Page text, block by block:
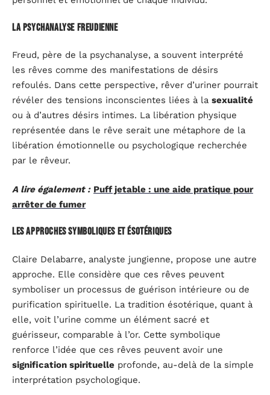
La psychanalyse freudienne
Freud, père de la psychanalyse, a souvent interprété
les rêves comme des manifestations de désirs
refoulés. Dans cette perspective, rêver d’uriner pourrait
révéler des tensions inconscientes liées à la sexualité
ou à d’autres désirs intimes. La libération physique
représentée dans le rêve serait une métaphore de la
libération émotionnelle ou psychologique recherchée
par le rêveur.
A lire également : Puff jetable : une aide pratique pour
arrêter de fumer
Les approches symboliques et ésotériques
Claire Delabarre, analyste jungienne, propose une autre
approche. Elle considère que ces rêves peuvent
symboliser un processus de guérison intérieure ou de
purification spirituelle. La tradition ésotérique, quant à
elle, voit l’urine comme un élément sacré et
guérisseur, comparable à l’or. Cette symbolique
renforce l’idée que ces rêves peuvent avoir une
signification spirituelle profonde, au-delà de la simple
interprétation psychologique.